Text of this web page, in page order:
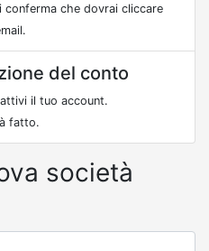
conferma che dovrai cliccare
del conto
il tuo account.
fatto.
società